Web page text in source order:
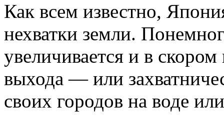
Как всем известно,
нехватки земли.
увеличивается и в
выхода — или
своих городов на воде